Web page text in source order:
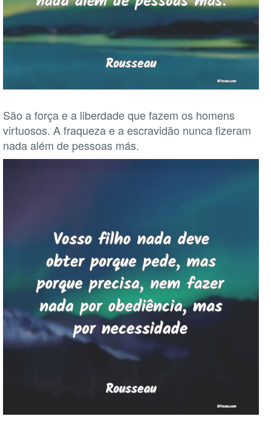
São a força e a liberdade que fazem os homens
virtuosos. A fraqueza e a escravidão nunca fizeram
nada além de pessoas más.